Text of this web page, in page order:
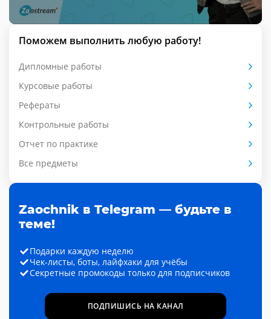
Поможем выполнить любую работу!
Дипломные работы
Курсовые работы
Рефераты
Контрольные работы
Отчет по практике
Все предметы
Zaochnik в Telegram — будьте в
теме!
Подарки каждую неделю
Чек-листы, боты, лайфхаки для учёбы
Секретные промокоды только для подписчиков
ПОДПИШИСЬ НА КАНАЛ